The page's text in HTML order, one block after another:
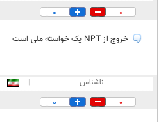
0
0
خروج از NPT یک خواسته ملی است
ناشناس |
0
0